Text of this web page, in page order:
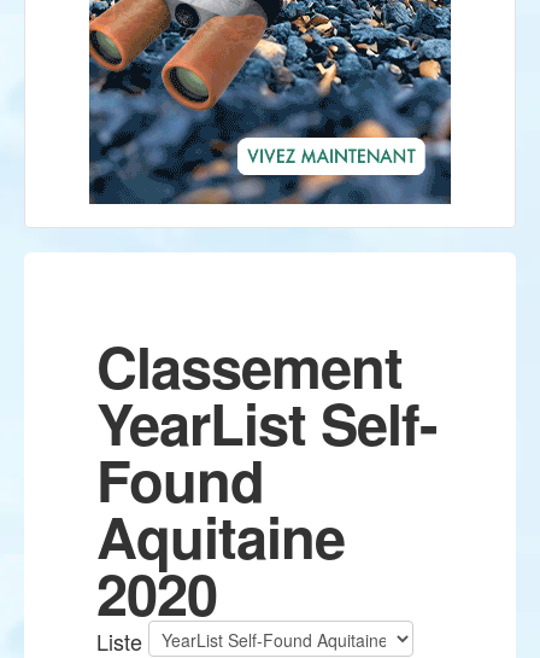
Classement
YearList Self-
Found
Aquitaine
2020
Liste